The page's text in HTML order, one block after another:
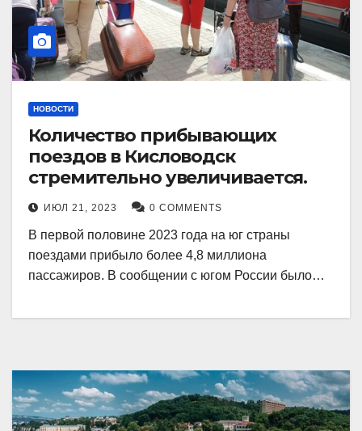
НОВОСТИ
Количество прибывающих
поездов в Кисловодск
стремительно увеличивается.
ИЮЛ 21, 2023 0 COMMENTS
В первой половине 2023 года на юг страны
поездами прибыло более 4,8 миллиона
пассажиров. В сообщении с югом России было…